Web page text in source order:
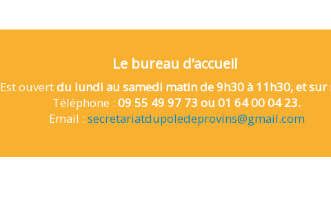
Le bureau d'accueil
Est ouvertdu lundi au samedi matin de 9h30 à 11h30, et
Téléphone : 09 55 49 97 73 ou 01 64 00 04 23.
Email : secretariatdupoledeprovins@gmail.com